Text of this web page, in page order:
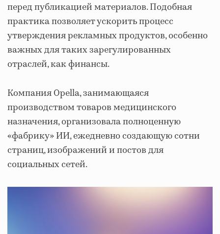
перед публикацией материалов. Подобная
практика позволяет ускорить процесс
утверждения рекламных продуктов, особенно
важных для таких зарегулированных
отраслей, как финансы.
Компания Opella, занимающаяся
производством товаров медицинского
назначения, организовала полноценную
«фабрику» ИИ, ежедневно создающую сотни
страниц, изображений и постов для
социальных сетей.